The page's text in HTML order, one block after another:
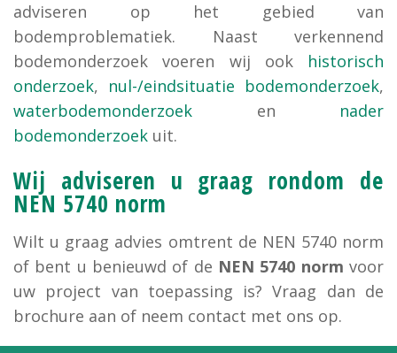
adviseren op het gebied van
bodemproblematiek. Naast verkennend
bodemonderzoek voeren wij ook historisch
onderzoek, nul-/eindsituatie bodemonderzoek,
waterbodemonderzoek en nader
bodemonderzoek uit.
Wij adviseren u graag rondom de
NEN 5740 norm
Wilt u graag advies omtrent de NEN 5740 norm
of bent u benieuwd of de NEN 5740 norm voor
uw project van toepassing is? Vraag dan de
brochure aan of neem contact met ons op.